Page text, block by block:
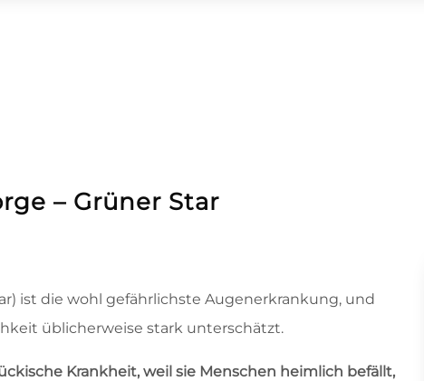
– Grüner Star
ist die wohl gefährlichste Augenerkrankung, und
üblicherweise stark unterschätzt.
Krankheit, weil sie Menschen heimlich befällt,